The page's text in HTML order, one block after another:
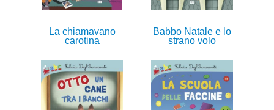
La chiamavano
carotina
Babbo Natale e lo
strano volo